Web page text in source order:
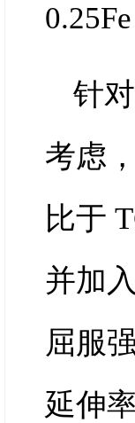
针
考虑
比于
并加
屈服
延伸